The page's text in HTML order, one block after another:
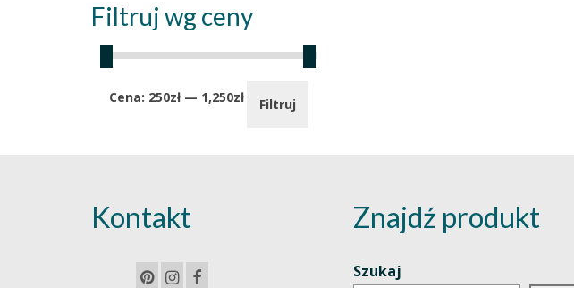
Filtruj wg ceny
Cena
Cena
Filtruj
Cena: 250zł— 1,250zł
Kontakt Znajdź produkt
Szukaj